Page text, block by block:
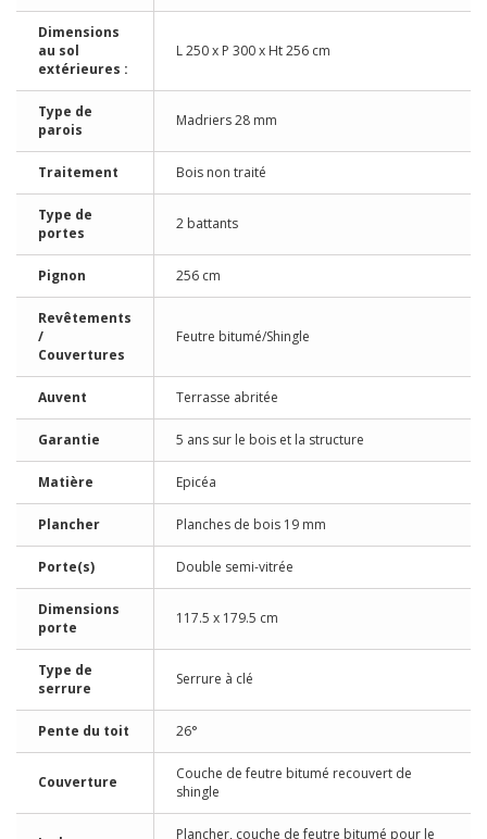
Dimensions
au sol
extérieures :
L 250 x P 300 x Ht 256 cm
Type de
parois
Madriers 28 mm
Traitement Bois non traité
Type de
portes
2 battants
Pignon 256 cm
Revêtements
/
Couvertures
Feutre bitumé/Shingle
Auvent Terrasse abritée
Garantie 5 ans sur le bois et la structure
Matière Epicéa
Plancher Planches de bois 19 mm
Porte(s) Double semi-vitrée
Dimensions
porte
117.5 x 179.5 cm
Type de
serrure
Serrure à clé
Pente du toit 26°
Couverture
Couche de feutre bitumé recouvert de
shingle
Plancher, couche de feutre bitumé pour le